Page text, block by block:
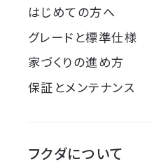
はじめての方へ
グレードと標準仕様
家づくりの進め方
保証とメンテナンス
フクダについて